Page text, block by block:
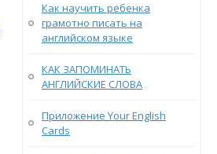
Как научить ребенка
грамотно писать на
английском языке
КАК ЗАПОМИНАТЬ
АНГЛИЙСКИЕ СЛОВА
Приложение Your English
Cards